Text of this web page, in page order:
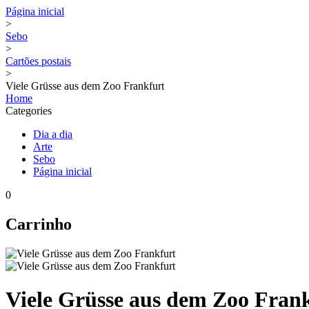
Página inicial
>
Sebo
>
Cartões postais
>
Viele Grüsse aus dem Zoo Frankfurt
Home
Categories
Dia a dia
Arte
Sebo
Página inicial
0
Carrinho
Viele Grüsse aus dem Zoo